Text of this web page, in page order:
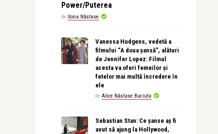
Power/Puterea
de Ilona Năstase
Vanessa Hudgens, vedetă a
filmului “A doua șansă”, alături
de Jennifer Lopez: Filmul
acesta va oferi femeilor și
fetelor mai multă încredere în
ele
de Alice Năstase Buciuta
Sebastian Stan: Ce șanse aș fi
avut să ajung la Hollywood,